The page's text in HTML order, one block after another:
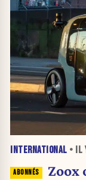
INTERNATIONAL • IL
Zoox